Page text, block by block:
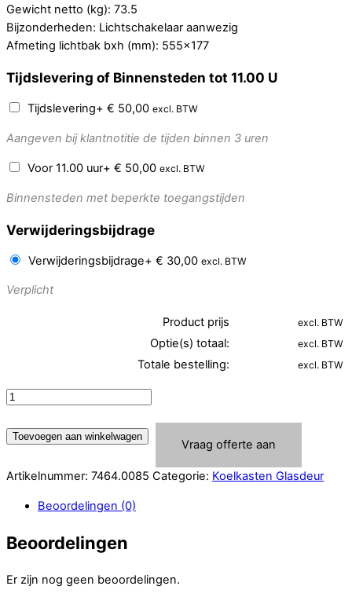
Gewicht netto (kg): 73.5
Bijzonderheden: Lichtschakelaar aanwezig
Afmeting lichtbak bxh (mm): 555×177
Tijdslevering of Binnensteden tot 11.00 U
Tijdslevering+ € 50,00 excl. BTW
Aangeven bij klantnotitie de tijden binnen 3 uren
Voor 11.00 uur+ € 50,00 excl. BTW
Binnensteden met beperkte toegangstijden
Verwijderingsbijdrage
Verwijderingsbijdrage+ € 30,00 excl. BTW
Verplicht
Product prijs excl. BTW
Optie(s) totaal: excl. BTW
Totale bestelling: excl. BTW
COMBISTEEL
1
382L
aantal
Toevoegen aan winkelwagen
Vraag offerte aan
Artikelnummer: 7464.0085 Categorie: Koelkasten Glasdeur
Beoordelingen (0)
Beoordelingen
Er zijn nog geen beoordelingen.